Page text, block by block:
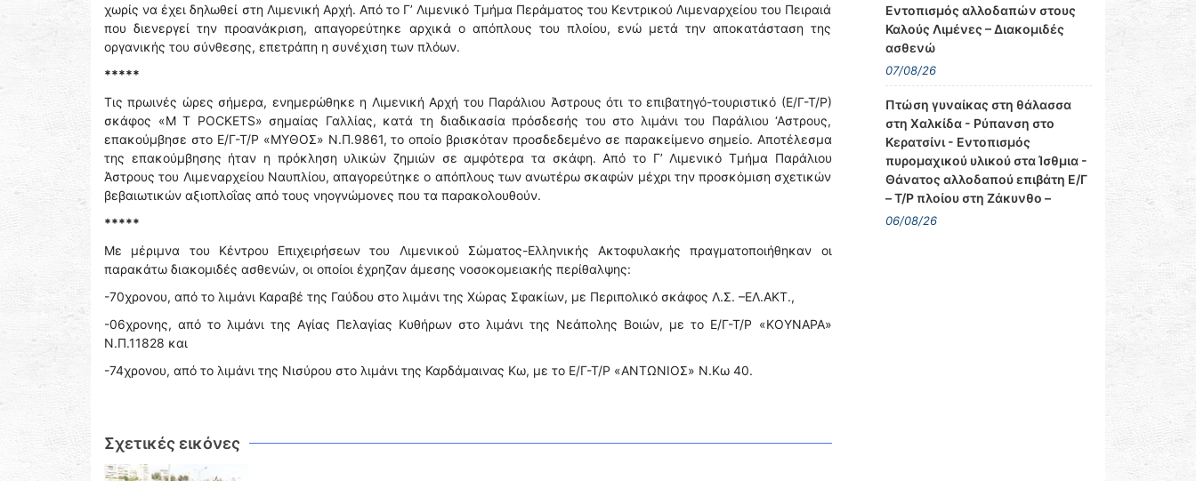
χωρίς να έχει δηλωθεί στη Λιμενική Αρχή. Από το Γ’ Λιμενικό Τμήμα Περάματος του Κεντρικού Λιμεναρχείου του Πειραιά
που διενεργεί την προανάκριση, απαγορεύτηκε αρχικά ο απόπλους του πλοίου, ενώ μετά την αποκατάσταση της
οργανικής του σύνθεσης, επετράπη η συνέχιση των πλόων.
*****
Τις πρωινές ώρες σήμερα, ενημερώθηκε η Λιμενική Αρχή του Παράλιου Άστρους ότι το επιβατηγό-τουριστικό (Ε/Γ-Τ/Ρ)
σκάφος «M Τ POCKETS» σημαίας Γαλλίας, κατά τη διαδικασία πρόσδεσής του στο λιμάνι του Παράλιου ‘Αστρους,
επακούμβησε στο Ε/Γ-Τ/Ρ «ΜΥΘΟΣ» Ν.Π.9861, το οποίο βρισκόταν προσδεδεμένο σε παρακείμενο σημείο. Αποτέλεσμα
της επακούμβησης ήταν η πρόκληση υλικών ζημιών σε αμφότερα τα σκάφη. Από το Γ’ Λιμενικό Τμήμα Παράλιου
Άστρους του Λιμεναρχείου Ναυπλίου, απαγορεύτηκε ο απόπλους των ανωτέρω σκαφών μέχρι την προσκόμιση σχετικών
βεβαιωτικών αξιοπλοΐας από τους νηογνώμονες που τα παρακολουθούν.
*****
Με μέριμνα του Κέντρου Επιχειρήσεων του Λιμενικού Σώματος-Ελληνικής Ακτοφυλακής πραγματοποιήθηκαν οι
παρακάτω διακομιδές ασθενών, οι οποίοι έχρηζαν άμεσης νοσοκομειακής περίθαλψης:
-70χρονου, από το λιμάνι Καραβέ της Γαύδου στο λιμάνι της Χώρας Σφακίων, με Περιπολικό σκάφος Λ.Σ. –ΕΛ.ΑΚΤ.,
-06χρονης, από το λιμάνι της Αγίας Πελαγίας Κυθήρων στο λιμάνι της Νεάπολης Βοιών, με το Ε/Γ-Τ/Ρ «ΚΟΥΝΑΡΑ»
Ν.Π.11828 και
-74χρονου, από το λιμάνι της Νισύρου στο λιμάνι της Καρδάμαινας Κω, με το Ε/Γ-Τ/Ρ «ΑΝΤΩΝΙΟΣ» Ν.Κω 40.
Σχετικές εικόνες
Εντοπισμός αλλοδαπών στους
Καλούς Λιμένες – Διακομιδές
ασθενώ
07/08/26
Πτώση γυναίκας στη θάλασσα
στη Χαλκίδα - Ρύπανση στο
Κερατσίνι - Εντοπισμός
πυρομαχικού υλικού στα Ίσθμια -
Θάνατος αλλοδαπού επιβάτη Ε/Γ
– Τ/Ρ πλοίου στη Ζάκυνθο –
06/08/26